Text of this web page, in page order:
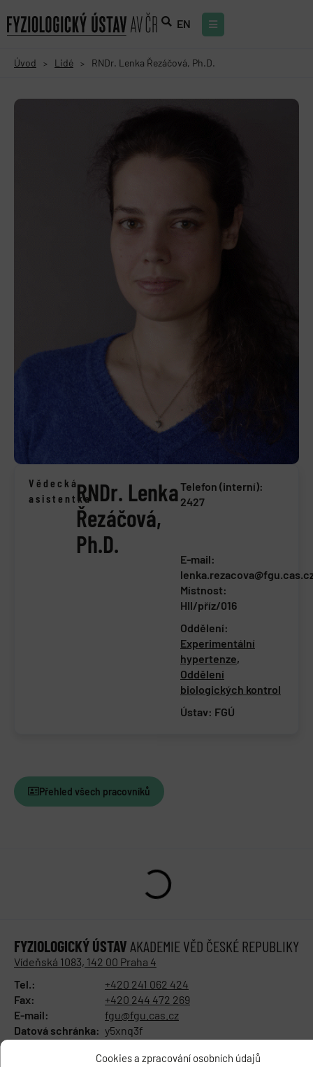
Cookies a zpracování osobních údajů
EN
Úvod > Lidé > RNDr. Lenka Řezáčová, Ph.D.
Vědecká
asistentkaRNDr. Lenka
Řezáčová,
Ph.D.
Telefon (interní):
2427
E-mail:
Místnost:
HII/příz/016
Oddělení:
Experimentální
hypertenze,
Oddělení
biologických kontrol
Ústav: FGÚ
Přehled všech pracovníků
FYZIOLOGICKÝ ÚSTAV AKADEMIE VĚD ČESKÉ REPUBLIKY
Vídeňská 1083, 142 00 Praha 4
Tel.:
+420 241 062 424
Fax:
+420 244 472 269
E-mail:
fgu@fgu.cas.cz
Datová schránka: y5xnq3f